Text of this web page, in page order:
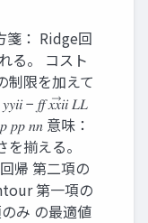
箋： Ridge回
る。 コスト
制限を加えて
− 𝑓𝑓 𝑥𝑥⃗𝑖𝑖 𝐿𝐿
𝑛𝑛 意味：
揃える。
帰 第二項の
第一項の
み の最適値